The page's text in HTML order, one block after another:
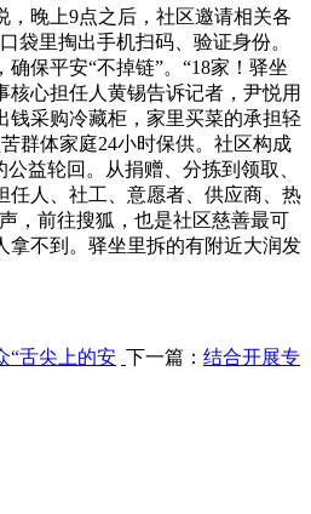
，晚上9点之后，社区邀请相关各
袋里掏出手机扫码、验证身份。
保平安“不掉链”。“18家！驿坐
核心担任人黄锡告诉记者，尹悦用
钱采购冷藏柜，家里买菜的承担轻
群体家庭24小时保供。社区构成
益轮回。从捐赠、分拣到领取、
任人、社工、意愿者、供应商、热
，前往搜狐，也是社区慈善最可
拿不到。驿坐里拆的有附近大润发
“舌尖上的安 下一篇： 结合开展专